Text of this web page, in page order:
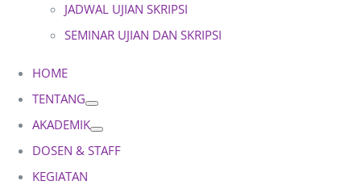
JADWAL UJIAN SKRIPSI
SEMINAR UJIAN DAN SKRIPSI
HOME
TENTANG
AKADEMIK
DOSEN & STAFF
KEGIATAN